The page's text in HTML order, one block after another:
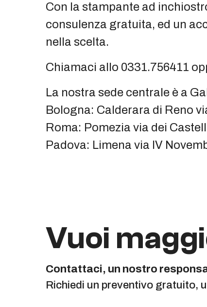
Con la stampante ad
consulenza gratuita, ed un
nella scelta.
Chiamaci allo 0331.756411
La nostra sede centrale è a
Bologna: Calderara di Reno
Roma: Pomezia via dei
Padova: Limena via IV
Vuoi
Contattaci, un nostro
Richiedi un preventivo gratuito,